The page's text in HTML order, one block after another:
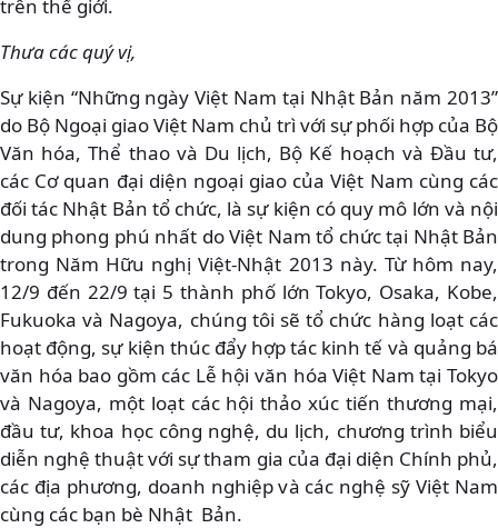
trên thế giới.
Thưa các quý vị,
Sự kiện “Những ngày Việt Nam tại Nhật Bản năm 2013”
do Bộ Ngoại giao Việt Nam chủ trì với sự phối hợp của Bộ
Văn hóa, Thể thao và Du lịch, Bộ Kế hoạch và Đầu tư,
các Cơ quan đại diện ngoại giao của Việt Nam cùng các
đối tác Nhật Bản tổ chức, là sự kiện có quy mô lớn và nội
dung phong phú nhất do Việt Nam tổ chức tại Nhật Bản
trong Năm Hữu nghị Việt-Nhật 2013 này. Từ hôm nay,
12/9 đến 22/9 tại 5 thành phố lớn Tokyo, Osaka, Kobe,
Fukuoka và Nagoya, chúng tôi sẽ tổ chức hàng loạt các
hoạt động, sự kiện thúc đẩy hợp tác kinh tế và quảng bá
văn hóa bao gồm các Lễ hội văn hóa Việt Nam tại Tokyo
và Nagoya, một loạt các hội thảo xúc tiến thương mại,
đầu tư, khoa học công nghệ, du lịch, chương trình biểu
diễn nghệ thuật với sự tham gia của đại diện Chính phủ,
các địa phương, doanh nghiệp và các nghệ sỹ Việt Nam
cùng các bạn bè Nhật Bản.